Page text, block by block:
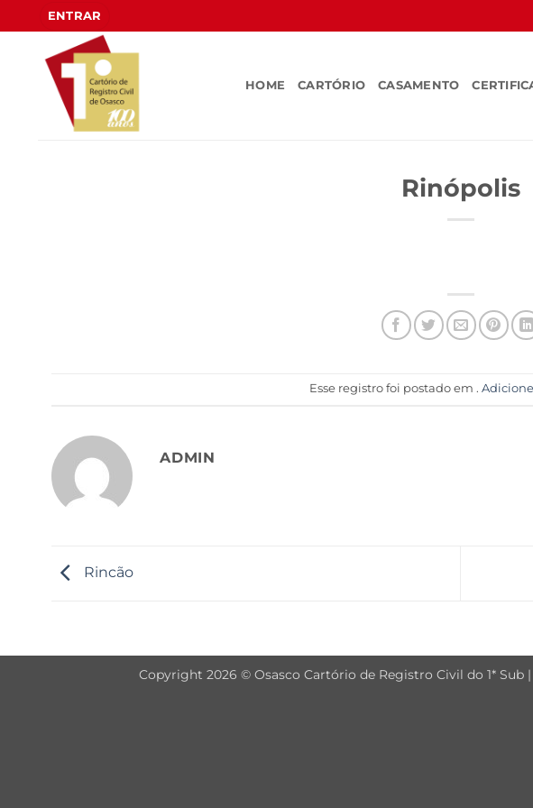
to
content
ENTRAR
HOME CARTÓRIO CASAMENTO
Rinópolis
Esse registro foi postado em .
ADMIN
Rincão
Copyright 2026 © Osasco Cartório de Registro Civil do 1* Sub |